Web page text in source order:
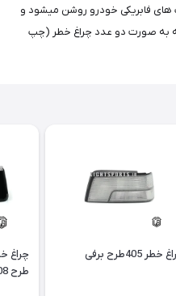
که با لامپ های فابریکی خودرو روشن میشود و
به صورت دو عدد چراغ خطر (چپ
405طرح برفی
طرح 3008 دودی